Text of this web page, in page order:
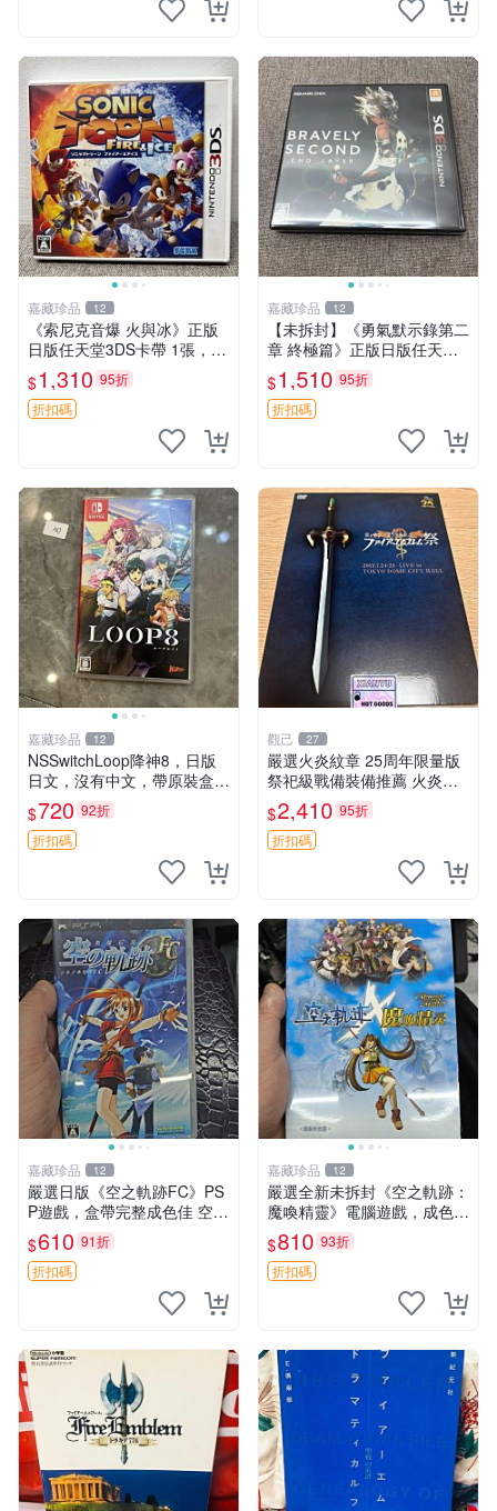
嘉藏珍品 12
《索尼克音爆 火與冰》正版
日版任天堂3DS卡帶 1張，同
時購第二張起可減張， 成色
如圖，原相機拍攝，一卡一
拍，因相機，光線環境等因
素，成色可能與實物略
$1,310 95折
折扣碼
嘉藏珍品 12
【未拆封】《勇氣默示錄第二
章 終極篇》正版日版任天堂3
DS卡帶 狀態：全新未拆封，
由于未拆封無法檢查內部狀況
以及是否存在官瑕等問題…
$1,510 95折
折扣碼
嘉藏珍品 12
NSSwitchLoop降神8，日版
日文，沒有中文，帶原裝盒，
功能完好，二手物品非質量問
題不退不換
$720 92折
折扣碼
觀己 27
嚴選火炎紋章 25周年限量版
祭祀級戰備裝備推薦 火炎紋
章 創作原典 25周年限定收藏
火炎紋章 25週年記念 精華款
嚴選收藏品
$2,410 95折
折扣碼
嘉藏珍品 12
嚴選日版《空之軌跡FC》PS
P遊戲，盒帶完整成色佳 空之
軌跡 FC PSP 遊戲盒帶 游戯
王
$610 91折
折扣碼
嘉藏珍品 12
嚴選全新未拆封《空之軌跡：
魔喚精靈》電腦遊戲，成色優
異直送家門口。空之軌跡 電
腦游戲 魔呼精靈
$810 93折
折扣碼